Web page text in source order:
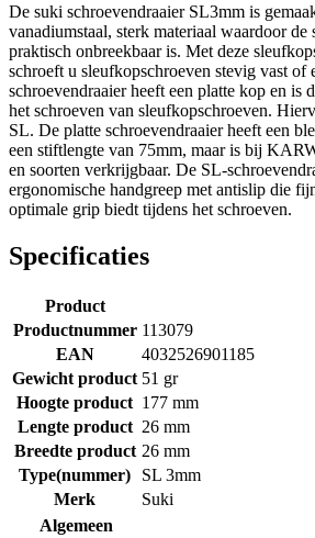
De suki schroevendraaier SL3mm is
vanadiumstaal, sterk materiaal waardoor de
praktisch onbreekbaar is. Met deze
schroeft u sleufkopschroeven stevig vast of
schroevendraaier heeft een platte kop en is
het schroeven van sleufkopschroeven.
SL. De platte schroevendraaier heeft een
een stiftlengte van 75mm, maar is bij
en soorten verkrijgbaar. De SL-
ergonomische handgreep met antislip die
optimale grip biedt tijdens het schroeven.
Specificaties
Product
Productnummer 113079
EAN
4032526901185
Gewicht product 51 gr
Hoogte product 177 mm
Lengte product 26 mm
Breedte product 26 mm
Type(nummer)
SL 3mm
Merk
Suki
Algemeen